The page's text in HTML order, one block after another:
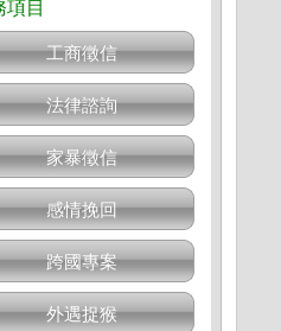
工商徵信
法律諮詢
家暴徵信
感情挽回
跨國專案
外遇捉猴